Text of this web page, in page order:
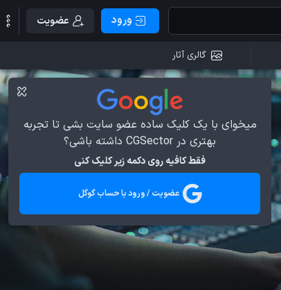
ورود عضویت
گالری آثار
میخوای با یک کلیک ساده عضو سایت بشی تا تجربه
بهتری در CGSector داشته باشی؟
فقط کافیه روی دکمه زیر کلیک کنی
عضویت / ورود با حساب گوگل